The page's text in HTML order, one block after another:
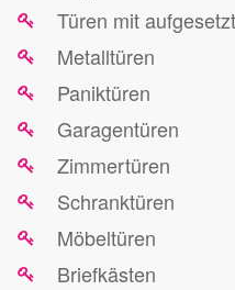
Türen mit
Metalltüren
Paniktüren
Garagentüren
Zimmertüren
Schranktüren
Möbeltüren
Briefkästen